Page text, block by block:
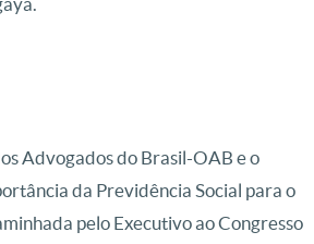
Advogados do Brasil-OAB e o
da Previdência Social para o
pelo Executivo ao Congresso